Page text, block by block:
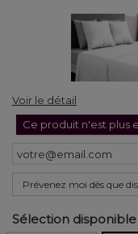
Voir le détail
Ce produit n'est plus
Prévenez moi dès que
Sélection